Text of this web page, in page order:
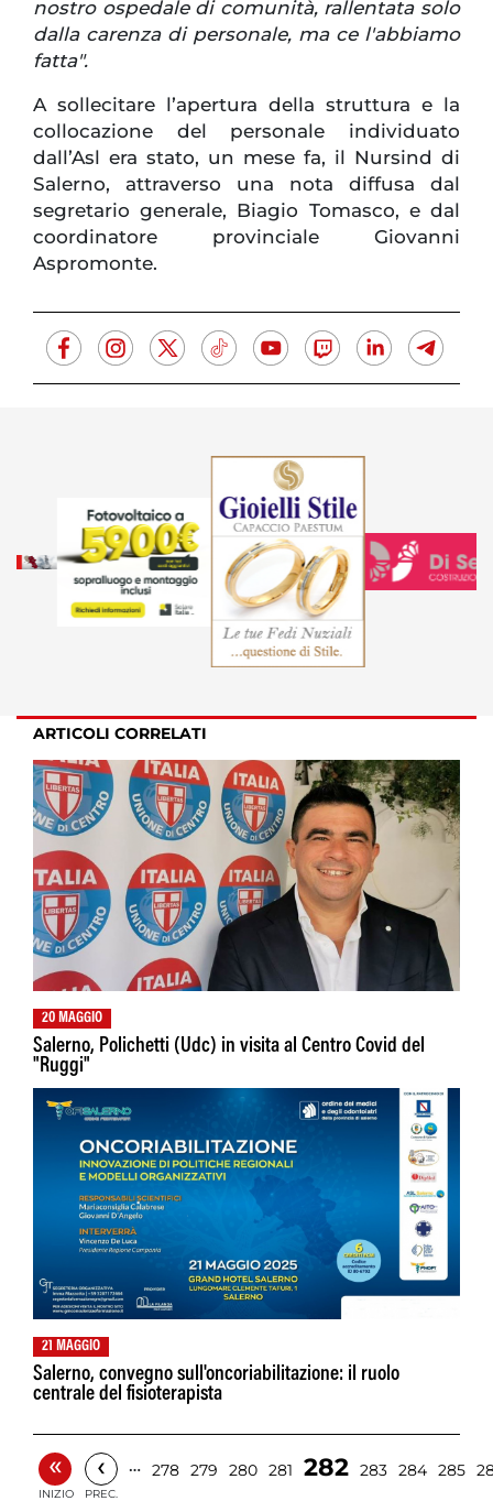
nostro ospedale di comunità, rallentata solo
dalla carenza di personale, ma ce l'abbiamo
fatta".
A sollecitare l’apertura della struttura e la
collocazione del personale individuato
dall’Asl era stato, un mese fa, il Nursind di
Salerno, attraverso una nota diffusa dal
segretario generale, Biagio Tomasco, e dal
coordinatore provinciale Giovanni
Aspromonte.
ARTICOLI CORRELATI
20 MAGGIO
Salerno, Polichetti (Udc) in visita al Centro Covid del
"Ruggi"
21 MAGGIO
Salerno, convegno sull'oncoriabilitazione: il ruolo
centrale del fisioterapista
«
INIZIO
‹
PREC.
… 278 279 280 281 282 283 284 285